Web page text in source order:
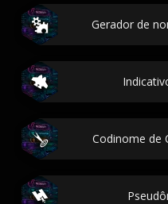
Gerador de
Codinome de